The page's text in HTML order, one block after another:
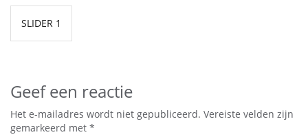
Bericht
navigatie
SLIDER 1
Geef een reactie
Het e-mailadres wordt niet gepubliceerd. Vereiste velden zijn
gemarkeerd met *